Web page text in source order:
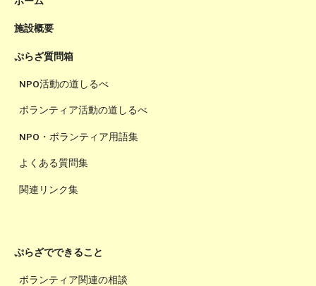
施設概要
ぷらざ質問箱
NPO活動の道しるべ
ボランティア活動の道しるべ
NPO・ボランティア用語集
よくある質問集
関連リンク集
ぷらざでできること
ボランティア関連の相談